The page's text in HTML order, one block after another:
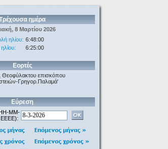
ημέρα
8 Μαρτίου 2026
ηλίου: 6:48:00
6:25:00
Εορτές
επισκόπου
Γρηγορ.Παλαμά'
Εύρεση
MM-
EEEE):